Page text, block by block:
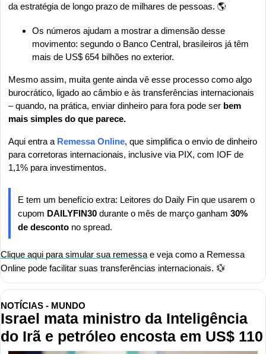
da estratégia de longo prazo de milhares de pessoas. 🌎
Os números ajudam a mostrar a dimensão desse
movimento: segundo o Banco Central, brasileiros já têm
mais de US$ 654 bilhões no exterior.
Mesmo assim, muita gente ainda vê esse processo como algo
burocrático, ligado ao câmbio e às transferências internacionais
– quando, na prática, enviar dinheiro para fora pode ser bem
mais simples do que parece.
Aqui entra a Remessa Online, que simplifica o envio de dinheiro
para corretoras internacionais, inclusive via PIX, com IOF de
1,1% para investimentos.
E tem um benefício extra: Leitores do Daily Fin que usarem o
cupom DAILYFIN30 durante o mês de março ganham 30%
de desconto no spread.
Clique aqui para simular sua remessa e veja como a Remessa
Online pode facilitar suas transferências internacionais. 💱
NOTÍCIAS - MUNDO
Israel mata ministro da Inteligência
do Irã e petróleo encosta em US$ 110